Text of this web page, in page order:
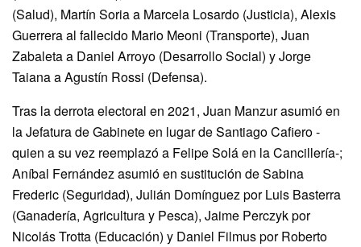
(Salud), Martín Soria a Marcela Losardo (Justicia), Alexis
Guerrera al fallecido Mario Meoni (Transporte), Juan
Zabaleta a Daniel Arroyo (Desarrollo Social) y Jorge
Taiana a Agustín Rossi (Defensa).
Tras la derrota electoral en 2021, Juan Manzur asumió en
la Jefatura de Gabinete en lugar de Santiago Cafiero -
quien a su vez reemplazó a Felipe Solá en la Cancillería-;
Aníbal Fernández asumió en sustitución de Sabina
Frederic (Seguridad), Julián Domínguez por Luis Basterra
(Ganadería, Agricultura y Pesca), Jaime Perczyk por
Nicolás Trotta (Educación) y Daniel Filmus por Roberto